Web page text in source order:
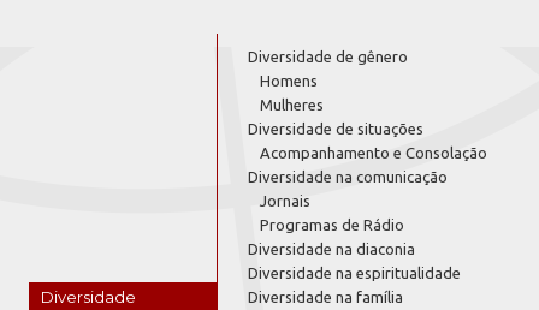
Diversidade
Diversidade de gênero
Homens
Mulheres
Diversidade de situações
Acompanhamento e Consolação
Diversidade na comunicação
Jornais
Programas de Rádio
Diversidade na diaconia
Diversidade na espiritualidade
Diversidade na família